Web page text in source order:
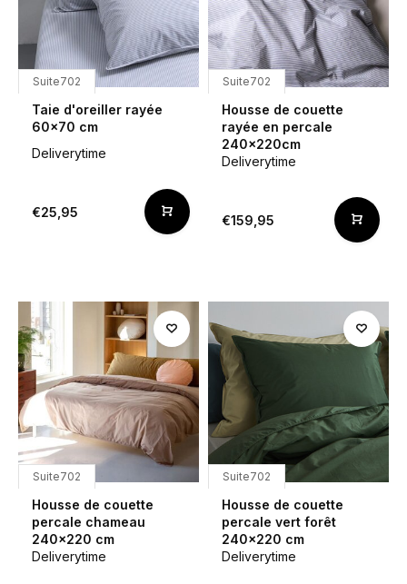
Suite702
Taie d'oreiller rayée
60x70 cm
Deliverytime
€25,95
Suite702
Housse de couette
rayée en percale
240x220cm
Deliverytime
€159,95
Suite702
Housse de couette
percale chameau
240x220 cm
Deliverytime
Suite702
Housse de couette
percale vert forêt
240x220 cm
Deliverytime